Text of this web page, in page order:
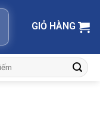
GIỎ HÀNG